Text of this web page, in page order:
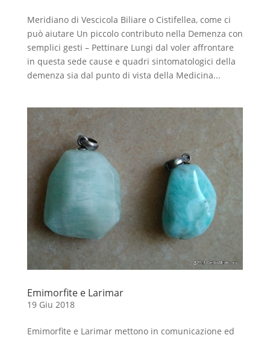
Meridiano di Vescicola Biliare o Cistifellea, come ci
può aiutare Un piccolo contributo nella Demenza con
semplici gesti – Pettinare Lungi dal voler affrontare
in questa sede cause e quadri sintomatologici della
demenza sia dal punto di vista della Medicina...
Emimorfite e Larimar
19 Giu 2018
Emimorfite e Larimar mettono in comunicazione ed